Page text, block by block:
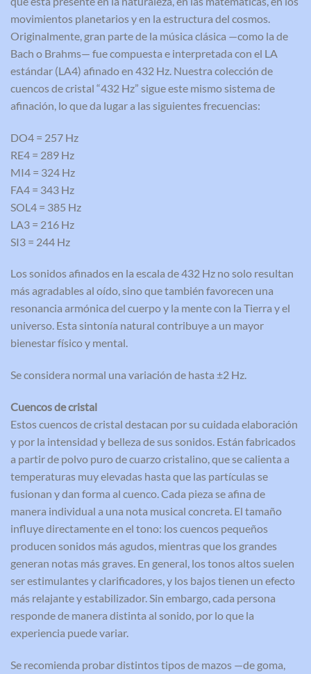
movimientos planetarios y en la estructura del cosmos.
Originalmente, gran parte de la música clásica —como la de
Bach o Brahms— fue compuesta e interpretada con el LA
estándar (LA4) afinado en 432 Hz. Nuestra colección de
cuencos de cristal “432 Hz” sigue este mismo sistema de
afinación, lo que da lugar a las siguientes frecuencias:
DO4 = 257 Hz
RE4 = 289 Hz
MI4 = 324 Hz
FA4 = 343 Hz
SOL4 = 385 Hz
LA3 = 216 Hz
SI3 = 244 Hz
Los sonidos afinados en la escala de 432 Hz no solo resultan
más agradables al oído, sino que también favorecen una
resonancia armónica del cuerpo y la mente con la Tierra y el
universo. Esta sintonía natural contribuye a un mayor
bienestar físico y mental.
Se considera normal una variación de hasta ±2 Hz.
Cuencos de cristal
Estos cuencos de cristal destacan por su cuidada elaboración
y por la intensidad y belleza de sus sonidos. Están fabricados
a partir de polvo puro de cuarzo cristalino, que se calienta a
temperaturas muy elevadas hasta que las partículas se
fusionan y dan forma al cuenco. Cada pieza se afina de
manera individual a una nota musical concreta. El tamaño
influye directamente en el tono: los cuencos pequeños
producen sonidos más agudos, mientras que los grandes
generan notas más graves. En general, los tonos altos suelen
ser estimulantes y clarificadores, y los bajos tienen un efecto
más relajante y estabilizador. Sin embargo, cada persona
responde de manera distinta al sonido, por lo que la
experiencia puede variar.
Se recomienda probar distintos tipos de mazos —de goma,